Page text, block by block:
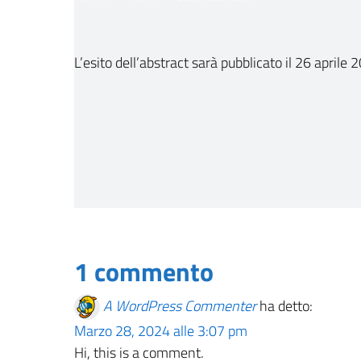
L’esito dell’abstract sarà pubblicato il 26 aprile
1 commento
A WordPress Commenterha detto:
Marzo 28, 2024 alle 3:07 pm
Hi, this is a comment.